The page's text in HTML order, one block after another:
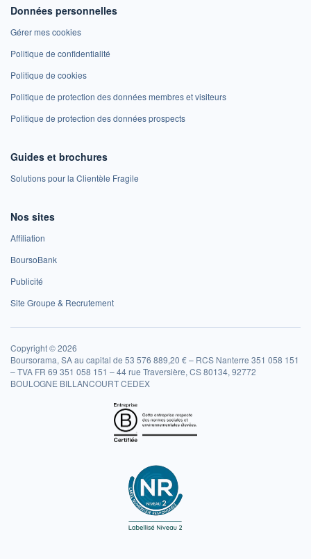
Données personnelles
Gérer mes cookies
Politique de confidentialité
Politique de cookies
Politique de protection des données membres et visiteurs
Politique de protection des données prospects
Guides et brochures
Solutions pour la Clientèle Fragile
Nos sites
Affiliation
BoursoBank
Publicité
Site Groupe & Recrutement
Copyright © 2026
Boursorama, SA au capital de 53 576 889,20 € – RCS Nanterre 351 058 151
– TVA FR 69 351 058 151 – 44 rue Traversière, CS 80134, 92772
BOULOGNE BILLANCOURT CEDEX